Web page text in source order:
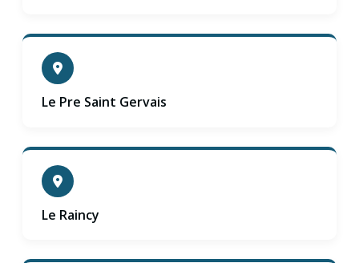
Le Pre Saint Gervais
Le Raincy